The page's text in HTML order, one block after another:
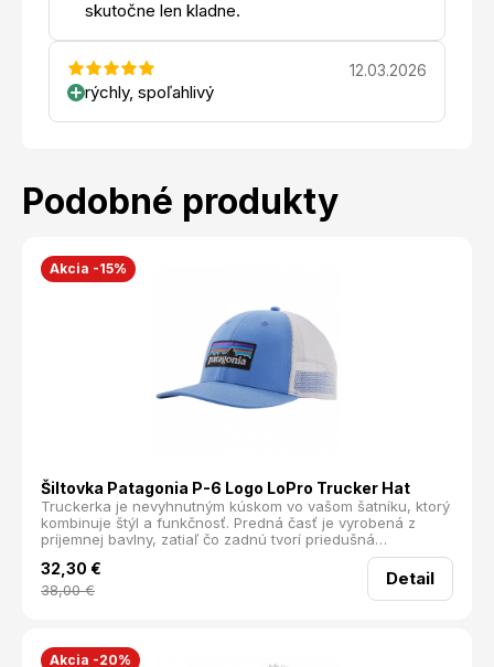
skutočne len kladne.
12.03.2026
rýchly, spoľahlivý
Podobné produkty
Akcia -15%
Šiltovka Patagonia P-6 Logo LoPro Trucker Hat
Truckerka je nevyhnutným kúskom vo vašom šatníku, ktorý
kombinuje štýl a funkčnosť. Predná časť je vyrobená z
príjemnej bavlny, zatiaľ čo zadnú tvorí priedušná
polyesterová sieťovina, ktorá efektívne odvádza
prebytočnú vlhkosť. V horúcich dňoch vás ochráni pred
slnečnými lúčmi a zároveň zabezpečí dostatočné vetranie.
Veľkosť si jednoducho prispôsobíte vďaka zadnému
každodenné nosenie. Materiál: predná časť:100%
32,30 €
38,00€
Detail
Akcia -20%